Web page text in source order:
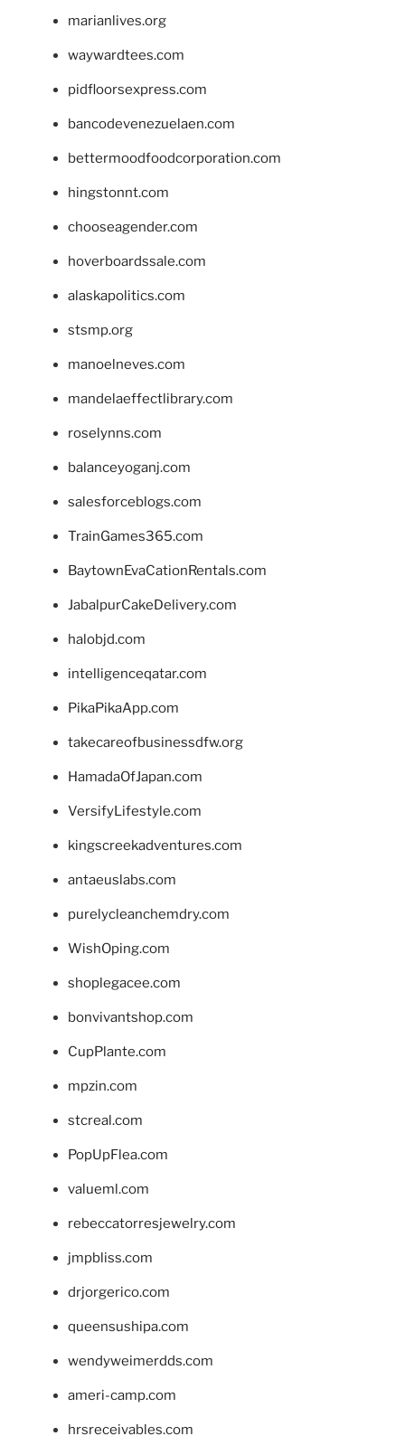
marianlives.org
waywardtees.com
pidfloorsexpress.com
bancodevenezuelaen.com
bettermoodfoodcorporation.com
hingstonnt.com
chooseagender.com
hoverboardssale.com
alaskapolitics.com
stsmp.org
manoelneves.com
mandelaeffectlibrary.com
roselynns.com
balanceyoganj.com
salesforceblogs.com
TrainGames365.com
BaytownEvaCationRentals.com
JabalpurCakeDelivery.com
halobjd.com
intelligenceqatar.com
PikaPikaApp.com
takecareofbusinessdfw.org
HamadaOfJapan.com
VersifyLifestyle.com
kingscreekadventures.com
antaeuslabs.com
purelycleanchemdry.com
WishOping.com
shoplegacee.com
bonvivantshop.com
CupPlante.com
mpzin.com
stcreal.com
PopUpFlea.com
valueml.com
rebeccatorresjewelry.com
jmpbliss.com
drjorgerico.com
queensushipa.com
wendyweimerdds.com
ameri-camp.com
hrsreceivables.com